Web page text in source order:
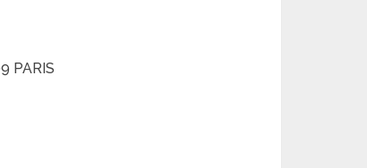
PARIS